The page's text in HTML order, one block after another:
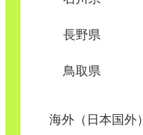
長野県
鳥取県
海外（日本国外）